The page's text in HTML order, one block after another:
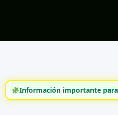
Información importante